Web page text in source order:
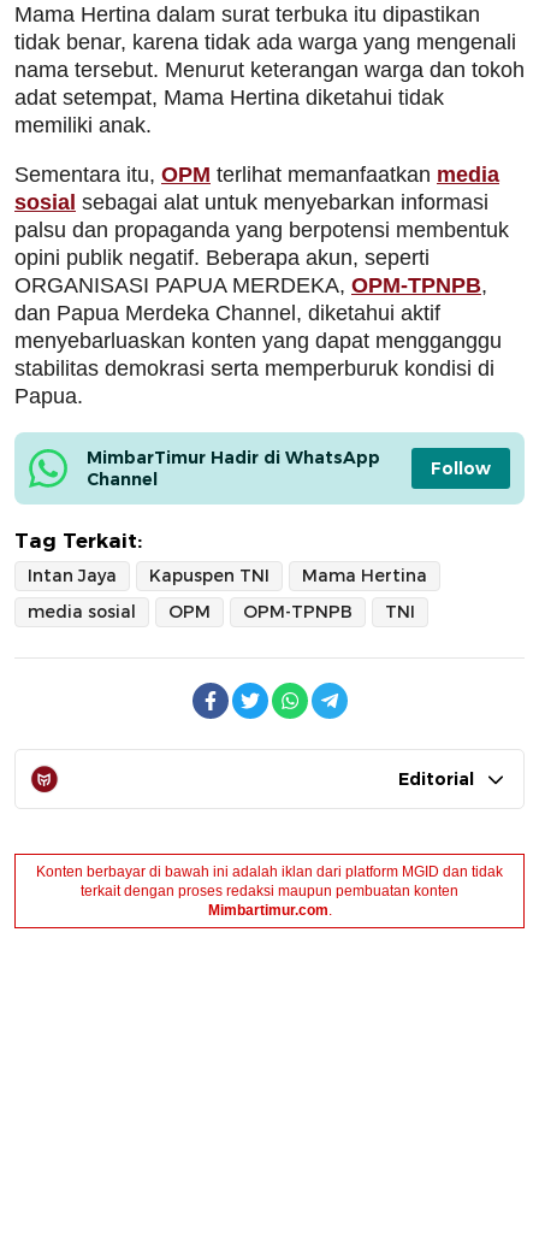
Mama Hertina dalam surat terbuka itu dipastikan
tidak benar, karena tidak ada warga yang mengenali
nama tersebut. Menurut keterangan warga dan tokoh
adat setempat, Mama Hertina diketahui tidak
memiliki anak.
Sementara itu, OPM terlihat memanfaatkan media
sosial sebagai alat untuk menyebarkan informasi
palsu dan propaganda yang berpotensi membentuk
opini publik negatif. Beberapa akun, seperti
ORGANISASI PAPUA MERDEKA, OPM-TPNPB,
dan Papua Merdeka Channel, diketahui aktif
menyebarluaskan konten yang dapat mengganggu
stabilitas demokrasi serta memperburuk kondisi di
Papua.
MimbarTimur Hadir di WhatsApp
Channel
Follow
Tag Terkait:
Intan Jaya Kapuspen TNI
Mama Hertina
media sosial
OPM OPM-TPNPB TNI
Editorial
Konten berbayar di bawah ini adalah iklan dari platform MGID dan tidak
terkait dengan proses redaksi maupun pembuatan konten
Mimbartimur.com